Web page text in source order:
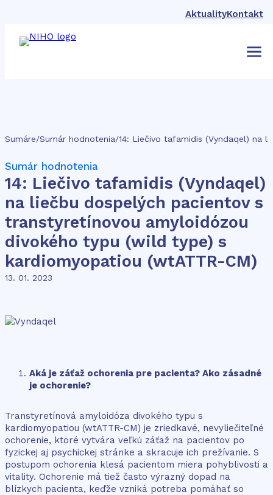
AktualityKontakt
Sumáre/Sumár hodnotenia/
Sumár hodnotenia
14: Liečivo tafamidis (Vyndaqel)
na liečbu dospelých pacientov s
transtyretínovou amyloidózou
divokého typu (wild type) s
kardiomyopatiou (wtATTR-CM)
13. 01. 2023
Aká je záťaž ochorenia pre pacienta? Ako zásadné
je ochorenie?
Transtyretínová amyloidóza divokého typu s
kardiomyopatiou (wtATTR-CM) je zriedkavé, nevyliečiteľné
ochorenie, ktoré vytvára veľkú záťaž na pacientov po
fyzickej aj psychickej stránke a skracuje ich prežívanie. S
postupom ochorenia klesá pacientom miera pohyblivosti a
vitality. Ochorenie má tiež často výrazný dopad na
blízkych pacienta, keďže vzniká potreba pomáhať so